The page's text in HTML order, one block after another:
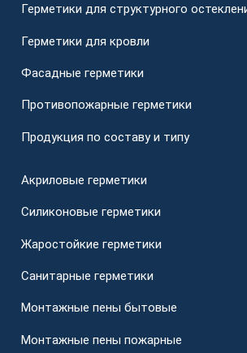
Герметики для структурного
Герметики для кровли
Фасадные герметики
Противопожарные герметики
Продукция по составу и типу
Акриловые герметики
Силиконовые герметики
Жаростойкие герметики
Санитарные герметики
Монтажные пены бытовые
Монтажные пены пожарные